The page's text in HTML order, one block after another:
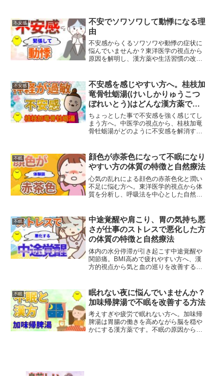
不安感
不安でソワソワして動悸になる理
由
不安感からくるソワソワや動悸の症状に
悩んでいませんか？東洋医学の視点から
原因を解明し、漢方薬や生活習慣の改善
不安感
不安感を感じやすい方へ。桂枝加
竜骨牡蛎湯(けいしかりゅうこつ
ぼれいとう)はどんな漢方薬です
か?
ちょっとした事で不安感を強く感じてし
まう方へ。中医学の視点から、桂枝加竜
骨牡蛎湯がどのように不安感を解消する
は?
不眠
顔色が赤茶色になって不眠になり
やすい方の体質の特徴と自然療法
心気の乱れによる顔色の赤茶色化と潤い
不足に悩む方へ。東洋医学的視点から体
質を分析し、呼吸法を中心とした自然療
不眠
中途覚醒や肩こり、胃の気持ち悪
さが仕事のストレスで悪化した方
の体質の特徴と自然療法
体内の水分停滞が引き起こす中途覚醒や
関節痛。BMI高めで疲れやすい方へ、漢
方的視点から気と血の巡りを改善する自
不眠
眠れない夜に悩んでいませんか？
加味帰脾湯で不眠を改善する方法
考えすぎや疲労で眠れない方へ。加味帰
脾湯は胃腸の働きを高めながら脳を穏や
かにする漢方薬です。不眠の原因から効